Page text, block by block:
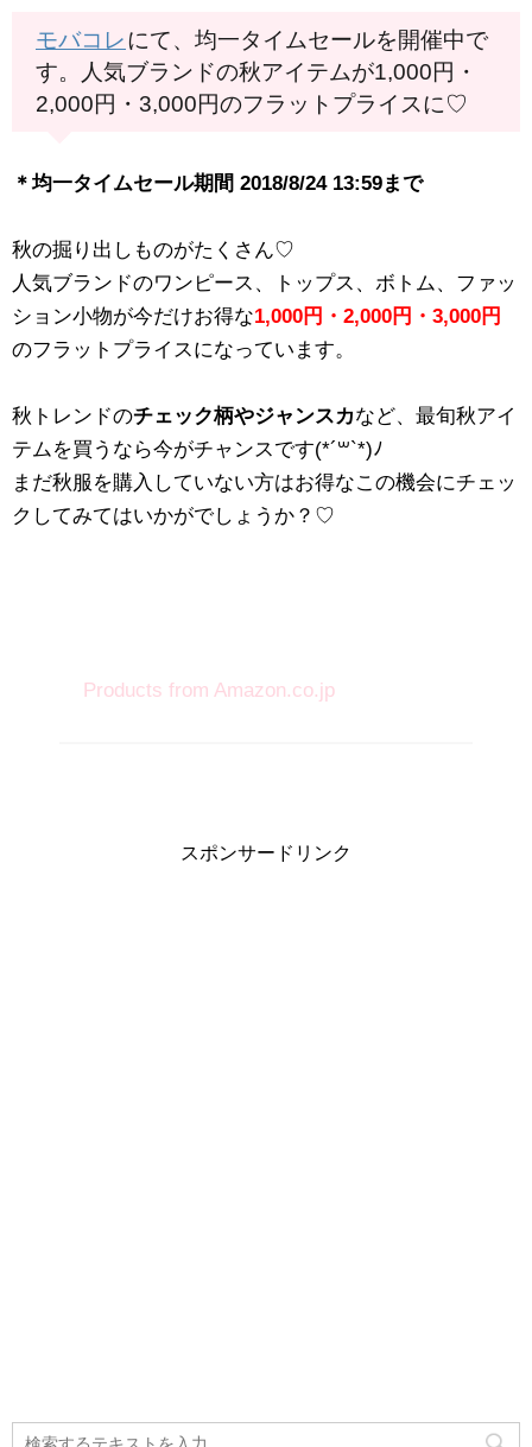
モバコレにて、均一タイムセールを開催中で
す。人気ブランドの秋アイテムが1,000円・
2,000円・3,000円のフラットプライスに♡
＊均一タイムセール期間 2018/8/24 13:59まで
秋の掘り出しものがたくさん♡
人気ブランドのワンピース、トップス、ボトム、ファッ
ション小物が今だけお得な1,000円・2,000円・3,000円
のフラットプライスになっています。
秋トレンドのチェック柄やジャンスカなど、最旬秋アイ
テムを買うなら今がチャンスです(*´꒳`*)ﾉ
まだ秋服を購入していない方はお得なこの機会にチェッ
クしてみてはいかがでしょうか？♡
Products from Amazon.co.jp
スポンサードリンク